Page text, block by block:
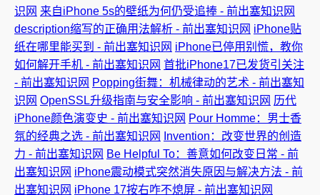
识网 来自iPhone 5s的壁纸为何仍受追捧 - 前出塞知识网
description缩写的正确用法解析 - 前出塞知识网 iPhone贴
纸在哪里能买到 - 前出塞知识网 iPhone已停用别慌，教你
如何解开手机 - 前出塞知识网 首批iPhone17已发货引关注
- 前出塞知识网 Popping街舞：机械律动的艺术 - 前出塞知
识网 OpenSSL升级指南与安全影响 - 前出塞知识网 历代
iPhone颜色演变史 - 前出塞知识网 Pour Homme：男士香
氛的经典之选 - 前出塞知识网
Invention：改变世界的创造
力 - 前出塞知识网 Be Helpful To：善意如何改变日常 - 前
出塞知识网 iPhone震动模式突然消失原因与解决方法 - 前
出塞知识网 iPhone 17按右咋不熄屏 - 前出塞知识网